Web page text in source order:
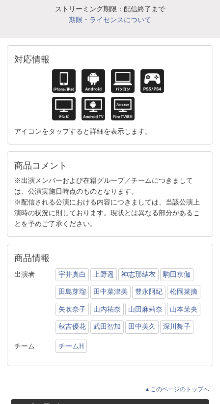
ストリーミング期限：配信終了まで
期限・ライセンスについて
対応情報
アイコンをタップすると詳細を表示します。
商品コメント
※出演メンバーおよび在籍グループ／チームにつきまして
は、公演実施日時点のものとなります。
※配信される公演における内容につきましては、当該公演上
演時の状況に則しております。現状とは異なる部分があるこ
とを予めご了承ください。
商品情報
出演者 宇井真白 上野遥 神志那結衣 駒田京伽
田島芽瑠 田中菜津美 豊永阿紀 松岡菜摘
矢吹奈子 山内祐奈 山田麻莉奈 山本茉央
秋吉優花 武田智加 田中美久 深川舞子
チーム チームH
▲このページのトップへ